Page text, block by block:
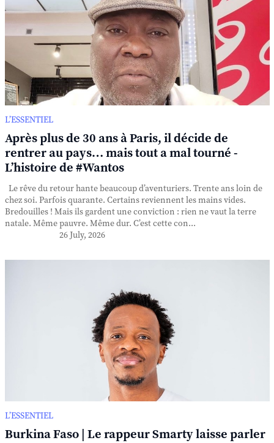
L’ESSENTIEL
Après plus de 30 ans à Paris, il décide de
rentrer au pays… mais tout a mal tourné -
L’histoire de #Wantos
Le rêve du retour hante beaucoup d’aventuriers. Trente ans loin de
chez soi. Parfois quarante. Certains reviennent les mains vides.
Bredouilles ! Mais ils gardent une conviction : rien ne vaut la terre
natale. Même pauvre. Même dur. C’est cette con...
26 July, 2026
L’ESSENTIEL
Burkina Faso | Le rappeur Smarty laisse parler